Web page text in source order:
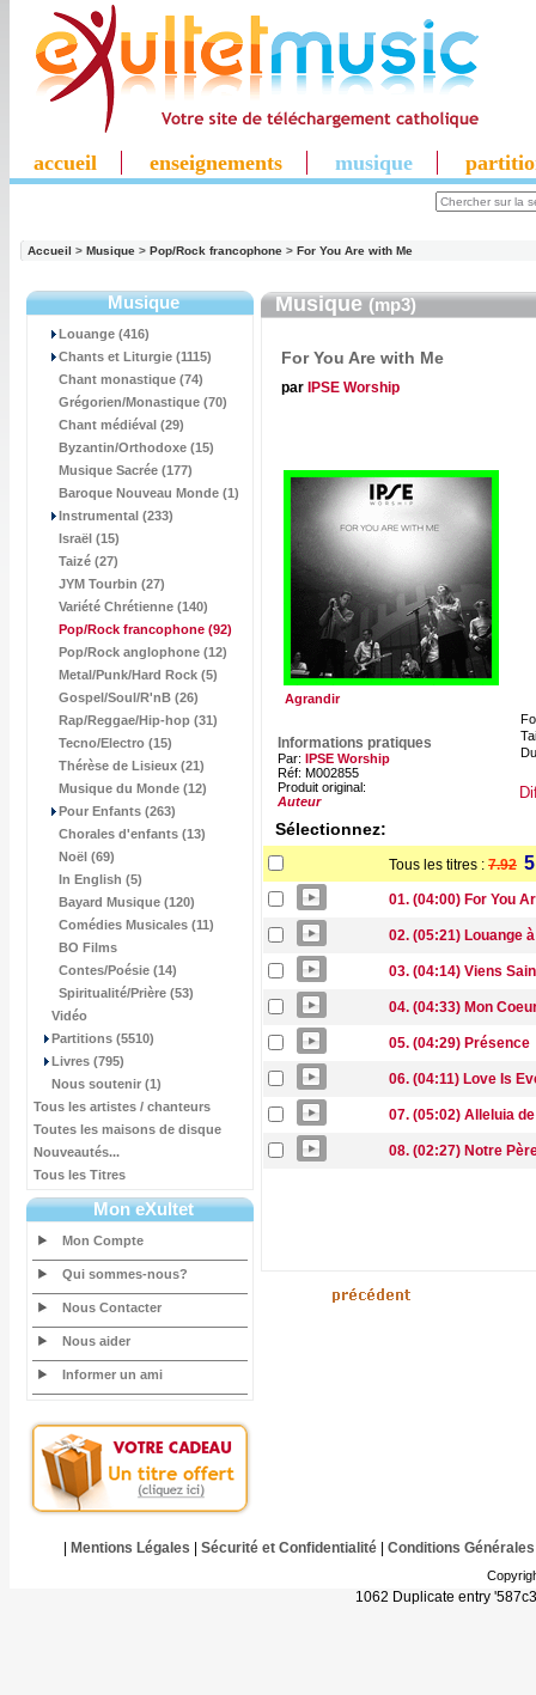
accueil enseignements musique
Accueil > Musique > Pop/Rock francophone > For You Are with Me
Musique
Louange (416)
Chants et Liturgie (1115)
Chant monastique (74)
Grégorien/Monastique (70)
Chant médiéval (29)
Byzantin/Orthodoxe (15)
Musique Sacrée (177)
Baroque Nouveau Monde (1)
Instrumental (233)
Israël (15)
Taizé (27)
JYM Tourbin (27)
Variété Chrétienne (140)
Pop/Rock francophone (92)
Pop/Rock anglophone (12)
Metal/Punk/Hard Rock (5)
Gospel/Soul/R'nB (26)
Rap/Reggae/Hip-hop (31)
Tecno/Electro (15)
Thérèse de Lisieux (21)
Musique du Monde (12)
Pour Enfants (263)
Chorales d'enfants (13)
Noël (69)
In English (5)
Bayard Musique (120)
Comédies Musicales (11)
BO Films
Contes/Poésie (14)
Spiritualité/Prière (53)
Vidéo
Partitions (5510)
Livres (795)
Nous soutenir (1)
Tous les artistes / chanteurs
Toutes les maisons de disque
Nouveautés...
Tous les Titres
Mon eXultet
Mon Compte
Qui sommes-nous?
Nous Contacter
Nous aider
Informer un ami
Musique(mp3)
For You Are with Me
par IPSE Worship
Agrandir
Informations pratiques
Par: IPSE Worship
Réf: M002855
Produit original:
Auteur
Sélectionnez:
Tous les titres : 7.92
01. (04:00) For You
02. (05:21) Louange
03. (04:14) Viens
04. (04:33) Mon
05. (04:29) Présence
06. (04:11) Love Is
07. (05:02) Alleluia
08. (02:27) Notre
Mentions Légales Sécurité et Confidentialité| Conditions Générales
1062 Duplicate entry